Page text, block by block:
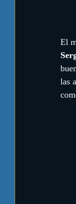
El
las